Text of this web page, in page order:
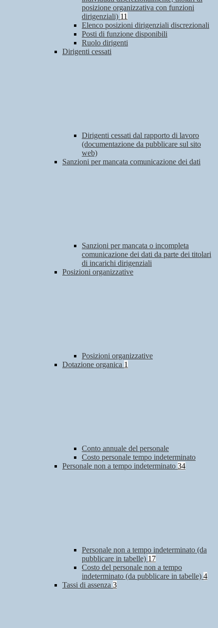
posizione organizzativa con funzioni
dirigenziali) 11
Elenco posizioni dirigenziali discrezionali
Posti di funzione disponibili
Ruolo dirigenti
Dirigenti cessati
Dirigenti cessati dal rapporto di lavoro
(documentazione da pubblicare sul sito
web)
Sanzioni per mancata comunicazione dei dati
Sanzioni per mancata o incompleta
comunicazione dei dati da parte dei titolari
di incarichi dirigenziali
Posizioni organizzative
Posizioni organizzative
Dotazione organica 1
Conto annuale del personale
Costo personale tempo indeterminato
Personale non a tempo indeterminato 34
Personale non a tempo indeterminato (da
pubblicare in tabelle) 17
Costo del personale non a tempo
indeterminato (da pubblicare in tabelle) 4
Tassi di assenza 3